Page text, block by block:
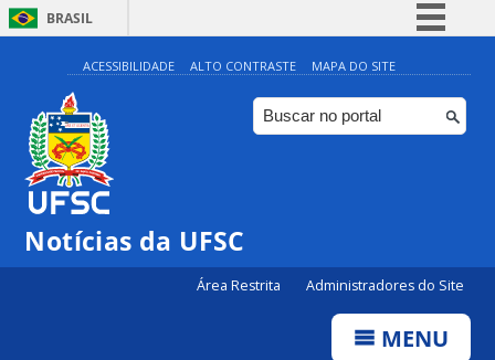
BRASIL
Simplifique!
Comunica BR
Participe
ACESSIBILIDADE ALTO CONTRASTE MAPA DO SITE
Notícias da UFSC
Área Restrita Administradores do Site
MENU